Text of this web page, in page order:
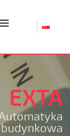
EXTA
budynkowa